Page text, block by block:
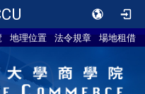
地理位置 法令規章 場地租借